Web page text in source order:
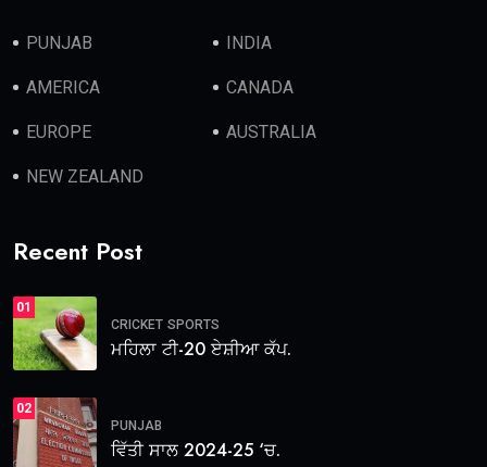
PUNJAB INDIA
AMERICA CANADA
EUROPE AUSTRALIA
NEW ZEALAND
Recent Post
01
CRICKET SPORTS
ਮਹਿਲਾ ਟੀ-20 ਏਸ਼ੀਆ ਕੱਪ.
02
PUNJAB
ਵਿੱਤੀ ਸਾਲ 2024-25 ‘ਚ.